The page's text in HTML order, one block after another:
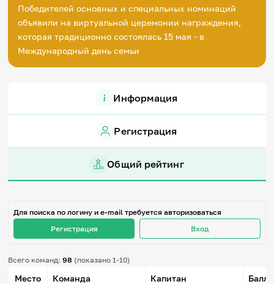
English
События
Итоги событий
Знания в тестах
Школа наставников
IT-урок
Секреты кода
Незрячим
Победителей основных и специальных номинаций
объявили на виртуальной церемонии награждения,
которая традиционно состоялась 15 мая - в
Международный день семьи
Информация
Регистрация
Общий рейтинг
Для поиска по логину и e-mail требуется авторизоваться
Регистрация
Вход
Всего команд:98 (показано 1-10)
Место Команда Капитан